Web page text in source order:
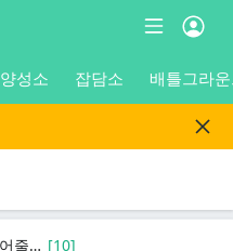
양성소 잡담소 배틀그라
도파 복귀하는데 천년정지 풀어줄까? [10]